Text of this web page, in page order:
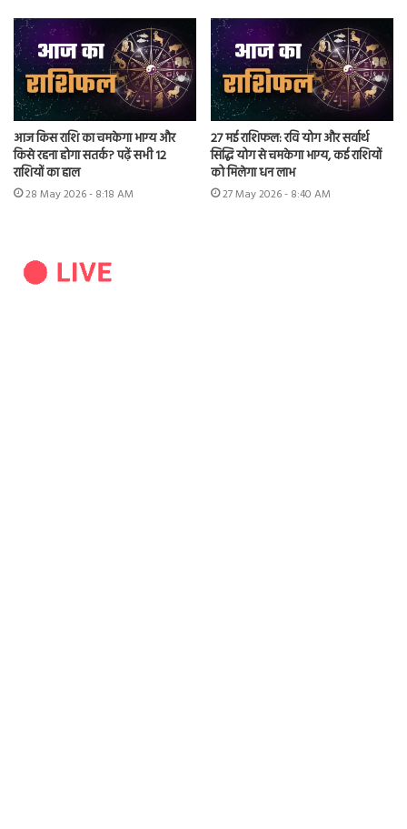
आज किस राशि का चमकेगा भाग्य और
किसे रहना होगा सतर्क? पढ़ें सभी 12
राशियों का हाल
28 May 2026 - 8:18 AM
27 मई राशिफल: रवि योग और सर्वार्थ
सिद्धि योग से चमकेगा भाग्य, कई राशियों
को मिलेगा धन लाभ
27 May 2026 - 8:40 AM